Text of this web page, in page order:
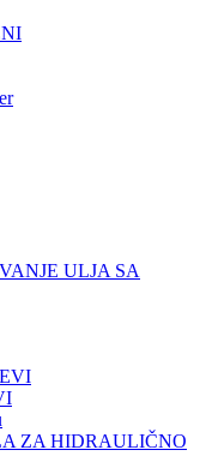
ULJA SA
ZA HIDRAULIČNO